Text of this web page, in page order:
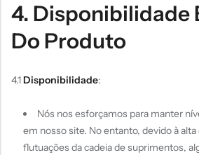
4. Disponibilidade
Do Produto
4.1Disponibilidade:
Nós nos esforçamos para manter
em nosso site. No entanto, devido à alta
flutuações da cadeia de suprimentos,